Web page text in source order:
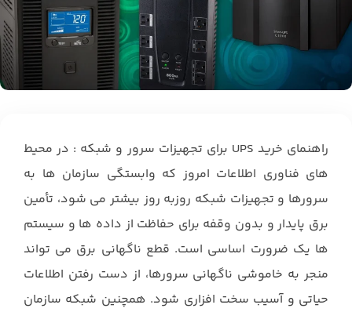
راهنمای خرید UPS برای تجهیزات سرور و شبکه : در محیط
های فناوری اطلاعات امروز که وابستگی سازمان ها به
سرورها و تجهیزات شبکه روزبه روز بیشتر می شود، تأمین
برق پایدار و بدون وقفه برای حفاظت از داده ها و سیستم
ها یک ضرورت اساسی است. قطع ناگهانی برق می تواند
منجر به خاموشی ناگهانی سرورها، از دست رفتن اطلاعات
حیاتی و آسیب سخت افزاری شود. همچنین شبکه سازمان